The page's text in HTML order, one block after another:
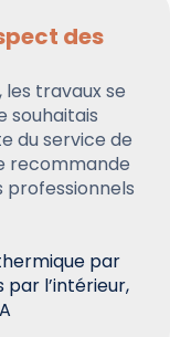
des
travaux se
souhaitais
du service de
recommande
professionnels
par
par l’intérieur,